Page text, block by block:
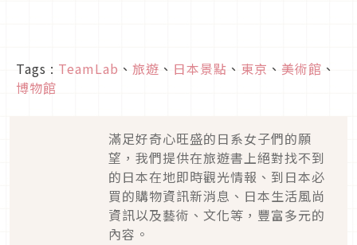
Tags : TeamLab 、 旅遊 、 日本景點 、 東京 、 美術館 、
博物館
滿足好奇心旺盛的日系女子們的願
望，我們提供在旅遊書上絕對找不到
的日本在地即時觀光情報、到日本必
買的購物資訊新消息、日本生活風尚
資訊以及藝術、文化等，豐富多元的
內容。